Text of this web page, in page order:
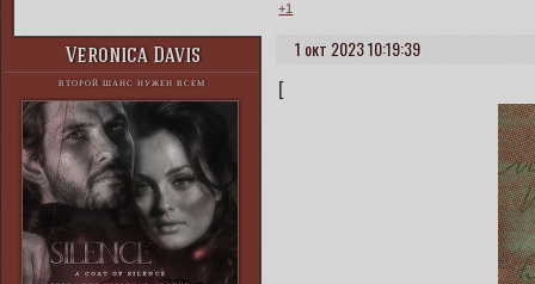
+1
1 окт 2023 10:19:39
Veronica Davis
ВТОРОЙ ШАНС НУЖЕН ВСЕМ [